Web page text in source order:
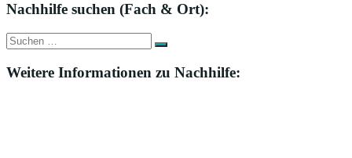
Nachhilfe suchen (Fach & Ort):
Suche
nach:
Suchen
Weitere Informationen zu Nachhilfe: